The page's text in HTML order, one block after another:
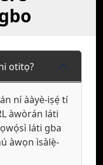
otitọ?
ní ààyè-iṣẹ́ tí
àwòrán láti
láti gba
àwọn ìsàlẹ̀-